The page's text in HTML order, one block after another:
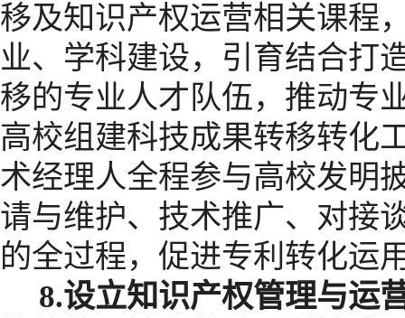
移及知识产权运营相关课程
业、学科建设，引育结合打
移的专业人才队伍，推动专
高校组建科技成果转移转化
术经理人全程参与高校发明
请与维护、技术推广、对接
的全过程，促进专利转化运
8.设立知识产权管理与运